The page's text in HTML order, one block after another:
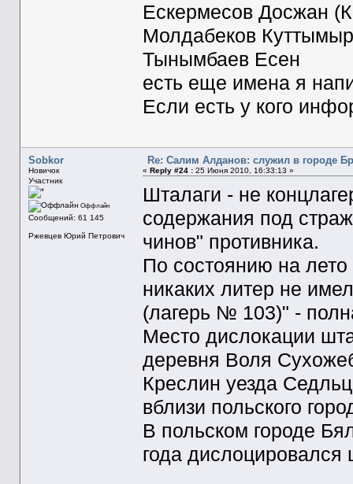
Ескермесов Досжан
Молдабеков
Тынымбаев
есть еще имена я
Если есть у кого
Sobkor
Новичок
Участник
Оффлайн
Сообщений: 61 145
Ржевцев Юрий Петрович
Re: Салим Алданов: служил в городе
« Reply #24 :25 Июня 2010, 16:33:13 »
Шталаги - не
содержания под
чинов" противника.
По состоянию на
никаких литер не
(лагерь № 103)" -
Место дислокации
деревня Воля
Креслин уезда
вблизи польского
В польском городе
года дислоцировался